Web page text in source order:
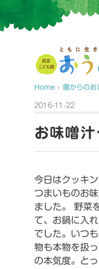
Home › 園からのお
2016-11-22
お味噌汁
今日はクッキ
つまいものお
ました。
野菜
て、お鍋に入
でした。いつ
物も本物を扱
の本気度。と